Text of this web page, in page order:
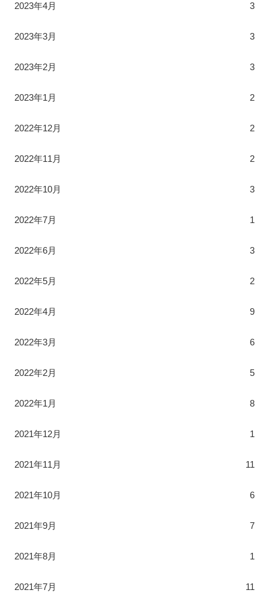
2023年4月 3
2023年3月 3
2023年2月 3
2023年1月 2
2022年12月 2
2022年11月 2
2022年10月 3
2022年7月 1
2022年6月 3
2022年5月 2
2022年4月 9
2022年3月 6
2022年2月 5
2022年1月 8
2021年12月 1
2021年11月 11
2021年10月 6
2021年9月 7
2021年8月 1
2021年7月 11